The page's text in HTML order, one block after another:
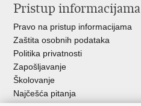
Pristup informacijama
Pravo na pristup informacijama
Zaštita osobnih podataka
Politika privatnosti
Zapošljavanje
Školovanje
Najčešća pitanja